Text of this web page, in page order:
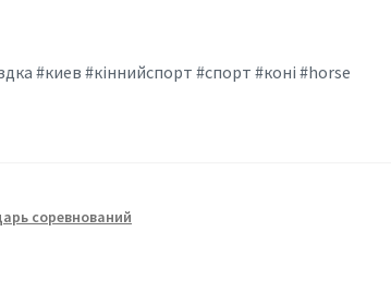
#киев #кіннийспорт #спорт #коні #horse
соревнований